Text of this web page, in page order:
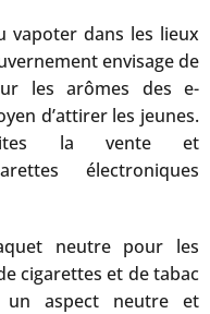
vapoter dans les lieux
envisage de
les arômes des e-
d’attirer les jeunes.
la vente et
électroniques
neutre pour les
cigarettes et de tabac
aspect neutre et